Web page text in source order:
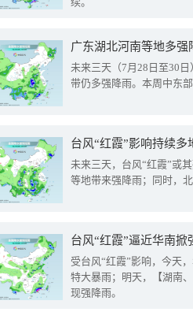
广东湖北河南等地多
未来三天（7月28日至30
带仍多强降雨。本周中东
台风“红霞”影响持续
未来三天，台风“红霞”或
等地带来强降雨；同时，
台风“红霞”逼近华南
受台风“红霞”影响，今天
特大暴雨；明天，【湖南
现强降雨。